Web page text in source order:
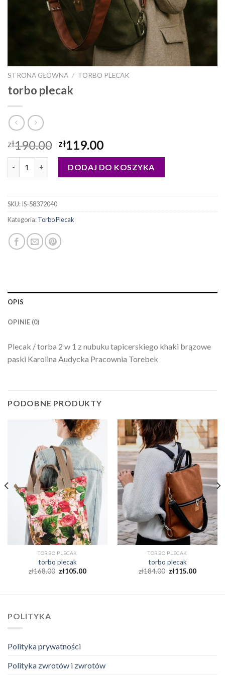
STRONA GŁÓWNA / TORBO PLECAK
torbo plecak
zł190.00 zł119.00
DODAJ DO KOSZYKA
SKU:IS-58372040
Kategoria:Torbo Plecak
OPIS
OPINIE (0)
Plecak / torba 2 w 1 z nubuku tapicerskiego khaki brązowe
paski Karolina Audycka Pracownia Torebek
PODOBNE PRODUKTY
TORBO PLECAK
torbo plecak
zł168.00 zł105.00
TORBO PLECAK
torbo plecak
zł184.00 zł115.00
POLITYKA
Polityka prywatności
Polityka zwrotów i zwrotów